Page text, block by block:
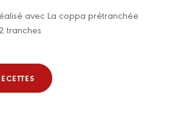
avec La coppa prétranchée
tranches